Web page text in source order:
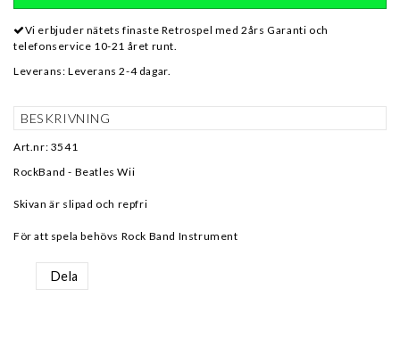
Vi erbjuder nätets finaste Retrospel med 2års Garanti och
telefonservice 10-21 året runt.
Leverans: Leverans 2-4 dagar.
BESKRIVNING
Art.nr: 3541
RockBand - Beatles Wii
Skivan är slipad och repfri
För att spela behövs Rock Band Instrument
Dela